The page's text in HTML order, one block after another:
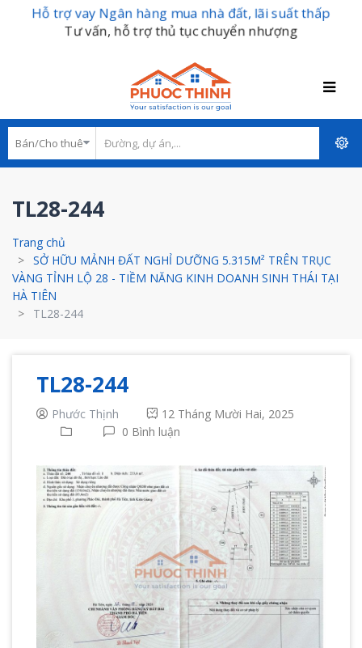
Hỗ trợ vay Ngân hàng mua nhà đất, lãi suất thấp
Tư vấn, hỗ trợ thủ tục chuyển nhượng
TL28-244
Trang chủ
SỞ HỮU MẢNH ĐẤT NGHỈ DƯỠNG 5.315M² TRÊN TRỤC
VÀNG TỈNH LỘ 28 - TIỀM NĂNG KINH DOANH SINH THÁI TẠI
HÀ TIÊN
TL28-244
TL28-244
Phước Thịnh
12 Tháng Mười Hai, 2025
0 Bình luận